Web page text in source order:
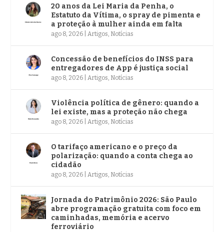
20 anos da Lei Maria da Penha, o
Estatuto da Vítima, o spray de pimenta e
a proteção à mulher ainda em falta
ago 8, 2026 |Artigos, Notícias
Concessão de benefícios do INSS para
entregadores de App é justiça social
ago 8, 2026 |Artigos, Notícias
Violência política de gênero: quando a
lei existe, mas a proteção não chega
ago 8, 2026 |Artigos, Notícias
O tarifaço americano e o preço da
polarização: quando a conta chega ao
cidadão
ago 8, 2026 |Artigos, Notícias
Jornada do Patrimônio 2026: São Paulo
abre programação gratuita com foco em
caminhadas, memória e acervo
ferroviário